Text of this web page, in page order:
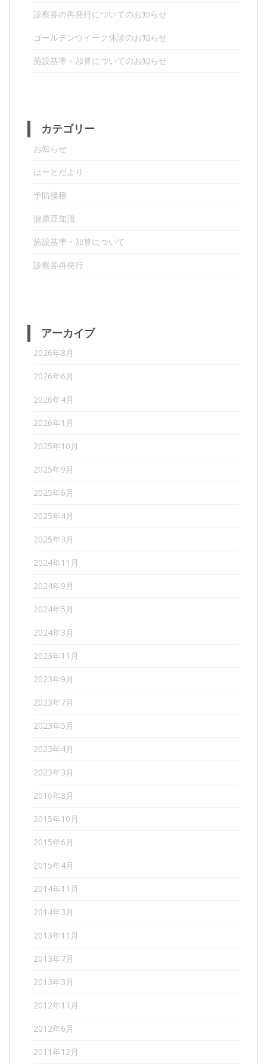
診察券の再発行についてのお知らせ
ゴールデンウイーク休診のお知らせ
施設基準・加算についてのお知らせ
カテゴリー
お知らせ
はーとだより
予防接種
健康豆知識
施設基準・加算について
診察券再発行
アーカイブ
2026年8月
2026年6月
2026年4月
2026年1月
2025年10月
2025年9月
2025年6月
2025年4月
2025年3月
2024年11月
2024年9月
2024年5月
2024年3月
2023年11月
2023年9月
2023年7月
2023年5月
2023年4月
2023年3月
2016年8月
2015年10月
2015年6月
2015年4月
2014年11月
2014年3月
2013年11月
2013年7月
2013年3月
2012年11月
2012年6月
2011年12月